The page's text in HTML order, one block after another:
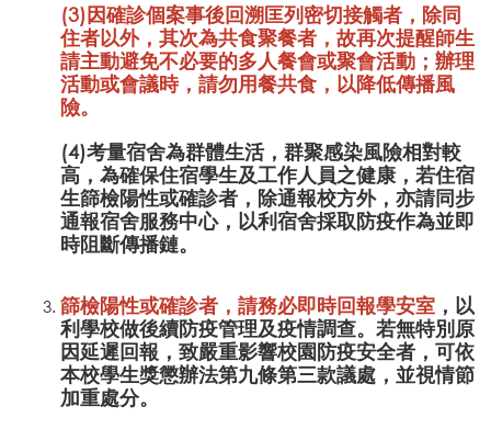
(3)因確診個案事後回溯匡列密切接觸者，除同
住者以外，其次為共食聚餐者，故再次提醒師生
請主動避免不必要的多人餐會或聚會活動；辦理
活動或會議時，請勿用餐共食，以降低傳播風
險。
(4)考量宿舍為群體生活，群聚感染風險相對較
高，為確保住宿學生及工作人員之健康，若住宿
生篩檢陽性或確診者，除通報校方外，亦請同步
通報宿舍服務中心，以利宿舍採取防疫作為並即
時阻斷傳播鏈。
篩檢陽性或確診者，請務必即時回報學安室 ，以
利學校做後續防疫管理及疫情調查。若無特別原
因延遲回報，致嚴重影響校園防疫安全者，可依
本校學生獎懲辦法第九條第三款議處，並視情節
加重處分。